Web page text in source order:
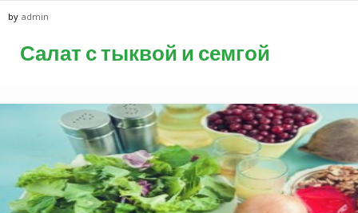
byadmin
Салат с тыквой и семгой